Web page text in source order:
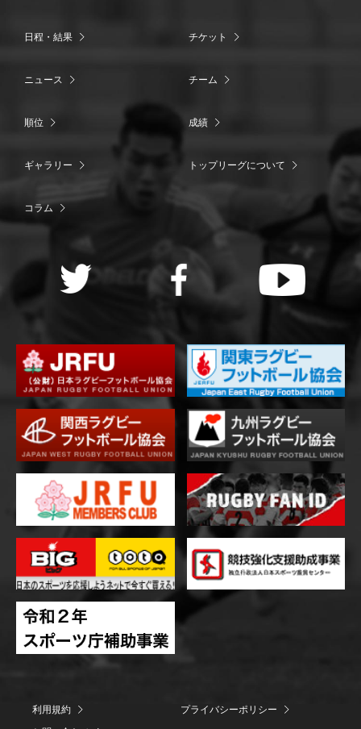
日程・結果 チケット
ニュース チーム
順位 成績
ギャラリー トップリーグについて
コラム
利用規約
プライバシーポリシー